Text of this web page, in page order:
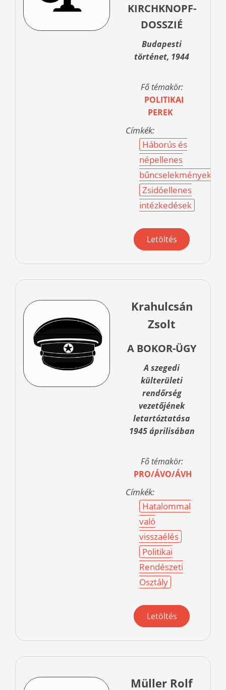
KIRCHKNOPF-
DOSSZIÉ
Budapesti
történet, 1944
Fő témakör:
POLITIKAI
PEREK
Címkék:
Háborús és
népellenes
bűncselekmények
Zsidóellenes
intézkedések
Letöltés
Krahulcsán
Zsolt
A BOKOR-ÜGY
A szegedi
külterületi
rendőrség
vezetőjének
letartóztatása
1945 áprilisában
Fő témakör:
PRO/ÁVO/ÁVH
Címkék:
Hatalommal
való
visszaélés
Politikai
Rendészeti
Osztály
Letöltés
Müller Rolf